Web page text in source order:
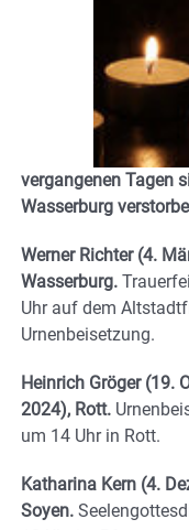
vergangenen Tagen
Wasserburg
Werner Richter (4.
Wasserburg.
Uhr auf dem
Urnenbeisetzung.
Heinrich Gröger (19.
2024), Rott.
um 14 Uhr in Rott.
Katharina Kern (4.
Soyen.